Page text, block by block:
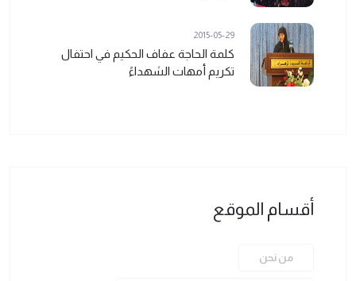
2015-05-29
كلمة الحاجة عفاف الحكيم في احتفال
تكريم أمهات الشهداءً
أقسام الموقع
من نحن